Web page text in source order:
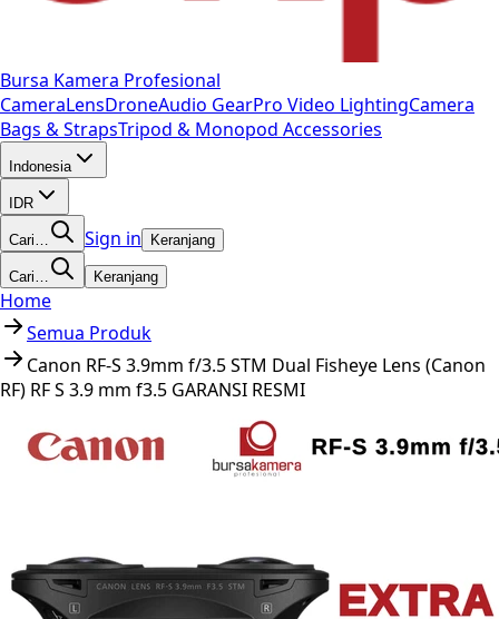
Bursa Kamera Profesional
CameraLensDroneAudio GearPro Video LightingCamera
Bags & StrapsTripod & Monopod Accessories
Indonesia
IDR
Cari… Sign in Keranjang
Cari… Keranjang
Home
Semua Produk
Canon RF-S 3.9mm f/3.5 STM Dual Fisheye Lens (Canon
RF) RF S 3.9 mm f3.5 GARANSI RESMI